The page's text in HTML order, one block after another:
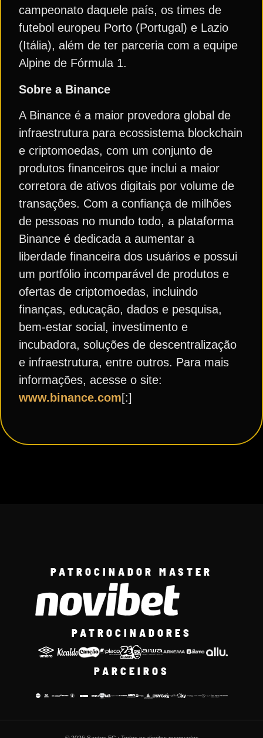
campeonato daquele país, os times de
futebol europeu Porto (Portugal) e Lazio
(Itália), além de ter parceria com a equipe
Alpine de Fórmula 1.
Sobre a Binance
A Binance é a maior provedora global de
infraestrutura para ecossistema blockchain
e criptomoedas, com um conjunto de
produtos financeiros que inclui a maior
corretora de ativos digitais por volume de
transações. Com a confiança de milhões
de pessoas no mundo todo, a plataforma
Binance é dedicada a aumentar a
liberdade financeira dos usuários e possui
um portfólio incomparável de produtos e
ofertas de criptomoedas, incluindo
finanças, educação, dados e pesquisa,
bem-estar social, investimento e
incubadora, soluções de descentralização
e infraestrutura, entre outros. Para mais
informações, acesse o site:
www.binance.com[:]
PATROCINADOR MASTER
PATROCINADORES
PARCEIROS